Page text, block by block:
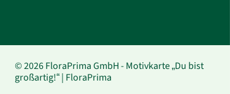
© 2026 FloraPrima GmbH - Motivkarte „Du bist
großartig!“ | FloraPrima